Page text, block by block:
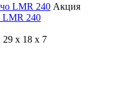
Акция
LMR 240
29 x 18 x 7